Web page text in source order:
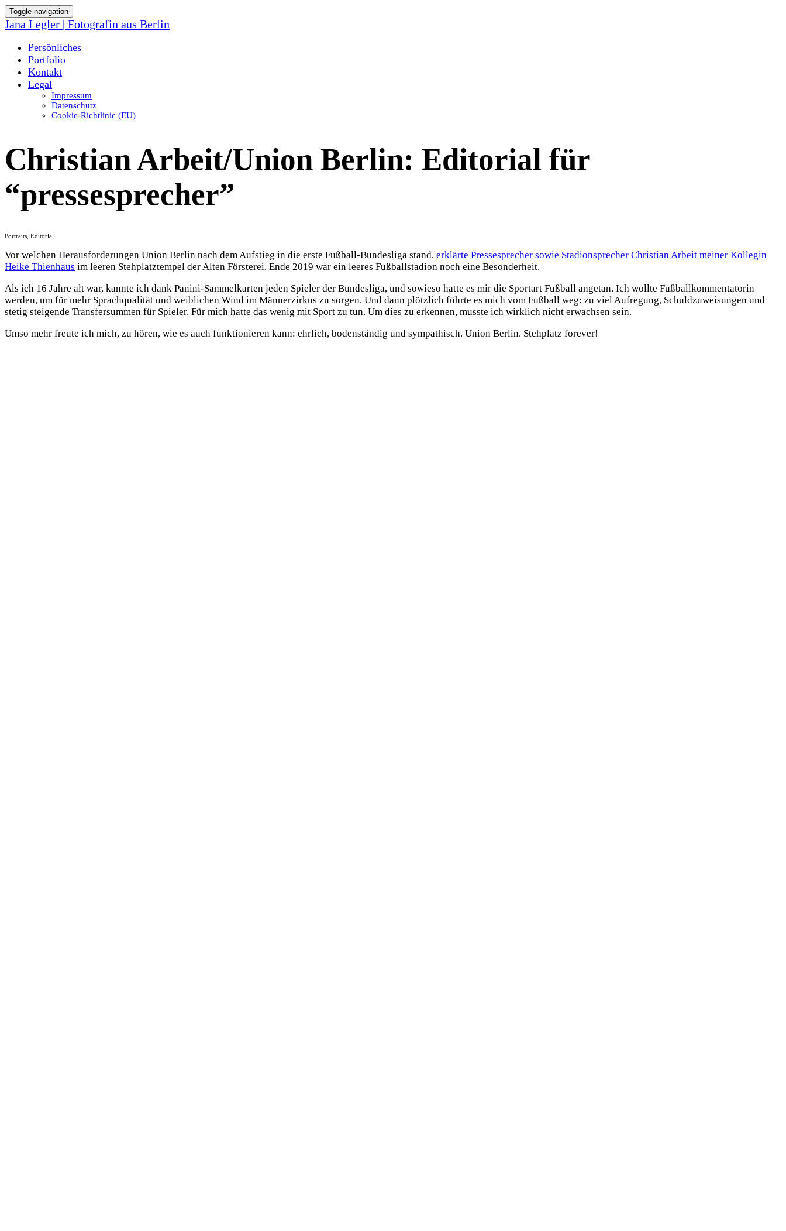
Toggle navigation
Jana Legler | Fotografin aus Berlin
Persönliches
Portfolio
Kontakt
Legal
Impressum
Datenschutz
Cookie-Richtlinie (EU)
Christian Arbeit/Union Berlin: Editorial für
“pressesprecher”
Portraits, Editorial
Vor welchen Herausforderungen Union Berlin nach dem Aufstieg in die erste Fußball-Bundesliga stand, erklärte Pressesprecher sowie Stadionsprecher Christian Arbeit meiner Kollegin
Heike Thienhaus im leeren Stehplatztempel der Alten Försterei. Ende 2019 war ein leeres Fußballstadion noch eine Besonderheit.
Als ich 16 Jahre alt war, kannte ich dank Panini-Sammelkarten jeden Spieler der Bundesliga, und sowieso hatte es mir die Sportart Fußball angetan. Ich wollte Fußballkommentatorin
werden, um für mehr Sprachqualität und weiblichen Wind im Männerzirkus zu sorgen. Und dann plötzlich führte es mich vom Fußball weg: zu viel Aufregung, Schuldzuweisungen und
stetig steigende Transfersummen für Spieler. Für mich hatte das wenig mit Sport zu tun. Um dies zu erkennen, musste ich wirklich nicht erwachsen sein.
Umso mehr freute ich mich, zu hören, wie es auch funktionieren kann: ehrlich, bodenständig und sympathisch. Union Berlin. Stehplatz forever!